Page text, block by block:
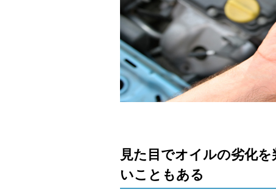
見た目でオイルの劣化
いこともある